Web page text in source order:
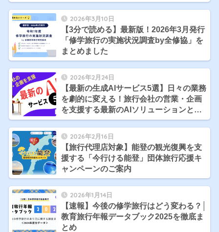
2026年3月10日
【3分で読める】最新版！2026年3月発行
「修学旅行の実施状況調査by全修協」を
まとめました
2026年2月24日
【最新の生成AIサービス5選】日々の業務
を劇的に変える！旅行会社の営業・企画
を支援する最新のAIソリューションと
は？
2026年2月16日
【旅行代理店対象】能登の観光復興を支
援する「今行ける能登」団体旅行応援キ
ャンペーンのご案内
2026年1月14日
【速報】今後の修学旅行はどう変わる？│
教育旅行年報データブック2025を徹底ま
とめ